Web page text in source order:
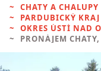
CHATY A CHALUPY
PARDUBICKÝ KRAJ
OKRES ÚSTÍ NAD
PRONÁJEM